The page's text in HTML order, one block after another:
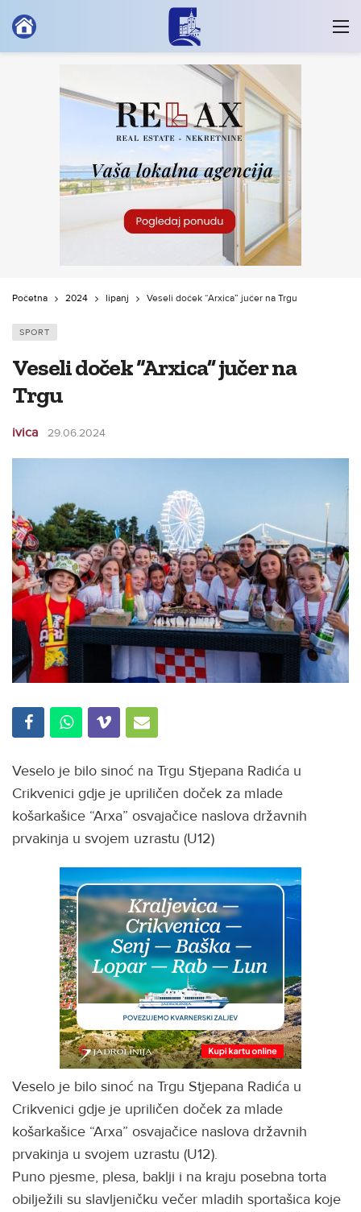
Početna 2024 lipanj Veseli doček “Arxica” jučer na Trgu
SPORT
Veseli doček “Arxica” jučer na
Trgu
ivica 29.06.2024
Veselo je bilo sinoć na Trgu Stjepana Radića u
Crikvenici gdje je upriličen doček za mlade
košarkašice “Arxa” osvajačice naslova državnih
prvakinja u svojem uzrastu (U12)
Veselo je bilo sinoć na Trgu Stjepana Radića u
Crikvenici gdje je upriličen doček za mlade
košarkašice “Arxa” osvajačice naslova državnih
prvakinja u svojem uzrastu (U12).
Puno pjesme, plesa, baklji i na kraju posebna torta
obilježili su slavljeničku večer mladih sportašica koje